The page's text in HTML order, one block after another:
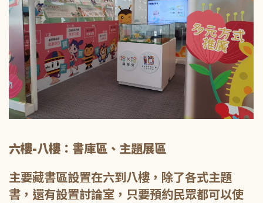
六樓-八樓：書庫區、主題展區
主要藏書區設置在六到八樓，除了各式主題
書，還有設置討論室，只要預約民眾都可以使